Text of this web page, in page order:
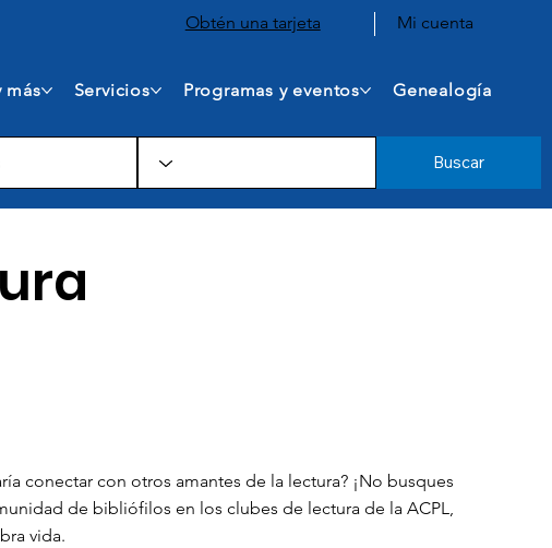
Obtén una tarjeta Mi cuenta
más Servicios Programas y eventos Genealogía
Buscar
conectar con otros amantes de la lectura? ¡No busques
de bibliófilos en los clubes de lectura de la ACPL,
vida.